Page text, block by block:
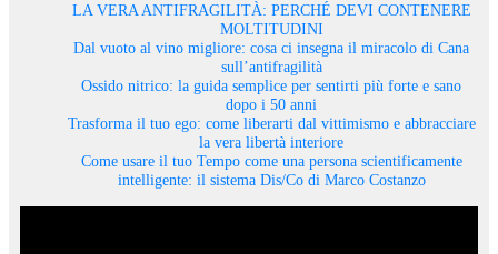
LA VERA ANTIFRAGILITÀ: PERCHÉ DEVI CONTENERE
MOLTITUDINI
Dal vuoto al vino migliore: cosa ci insegna il miracolo di Cana
sull’antifragilità
Ossido nitrico: la guida semplice per sentirti più forte e sano
dopo i 50 anni
Trasforma il tuo ego: come liberarti dal vittimismo e abbracciare
la vera libertà interiore
Come usare il tuo Tempo come una persona scientificamente
intelligente: il sistema Dis/Co di Marco Costanzo